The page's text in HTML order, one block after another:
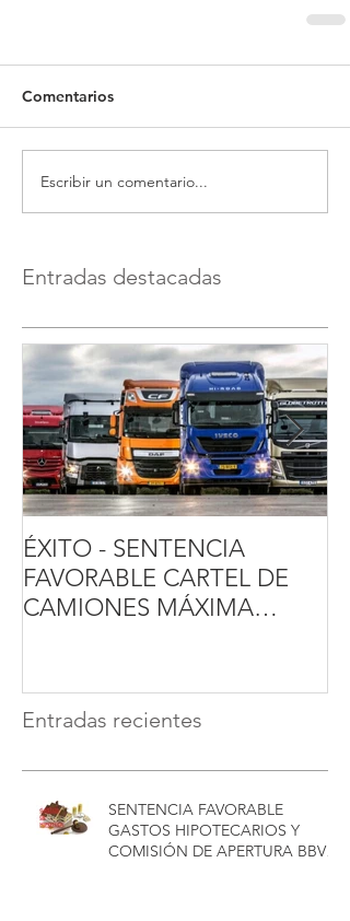
Comentarios
Escribir un comentario...
Entradas destacadas
ÉXITO - SENTENCIA
FAVORABLE CARTEL DE
CAMIONES MÁXIMA
Entradas recientes
SENTENCIA FAVORABLE
GASTOS HIPOTECARIOS Y
COMISIÓN DE APERTURA BBVA